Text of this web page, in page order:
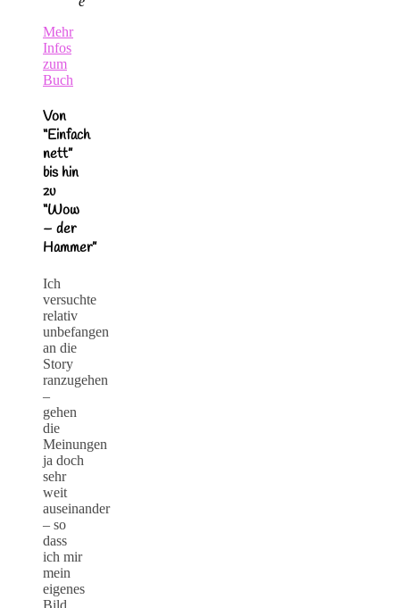
Mehr
Infos
zum
Buch
Von
“Einfach
nett”
bis hin
zu
“Wow
– der
Hammer”
Ich
versuchte
relativ
unbefangen
an die
Story
ranzugehen
–
gehen
die
Meinungen
ja doch
sehr
weit
auseinander
– so
dass
ich mir
mein
eigenes